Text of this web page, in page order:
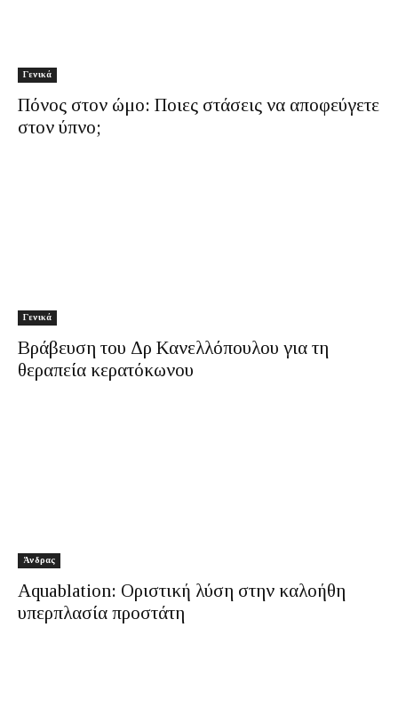
Γενικά
Πόνος στον ώμο: Ποιες στάσεις να αποφεύγετε
στον ύπνο;
Γενικά
Βράβευση του Δρ Κανελλόπουλου για τη
θεραπεία κερατόκωνου
Άνδρας
Aquablation: Οριστική λύση στην καλοήθη
υπερπλασία προστάτη